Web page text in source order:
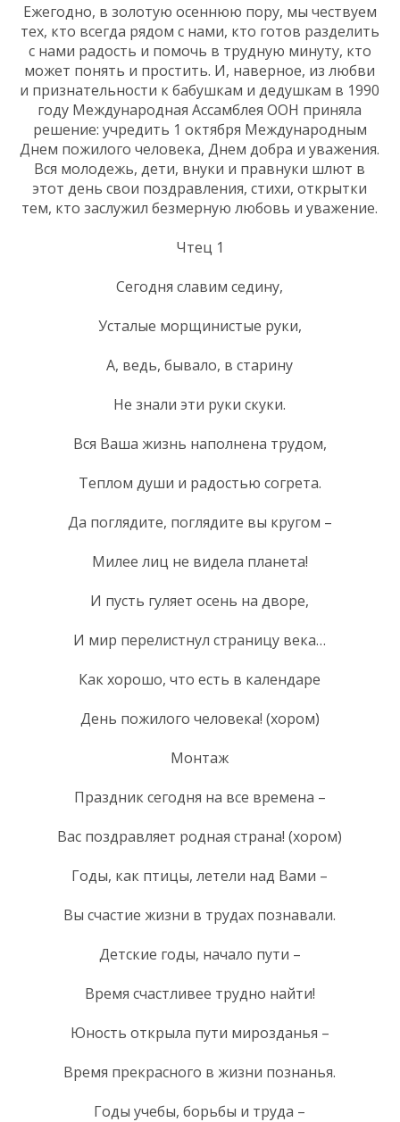
Ежегодно, в золотую осеннюю пору, мы чествуем
тех, кто всегда рядом с нами, кто готов разделить
с нами радость и помочь в трудную минуту, кто
может понять и простить. И, наверное, из любви
и признательности к бабушкам и дедушкам в 1990
году Международная Ассамблея ООН приняла
решение: учредить 1 октября Международным
Днем пожилого человека, Днем добра и уважения.
Вся молодежь, дети, внуки и правнуки шлют в
этот день свои поздравления, стихи, открытки
тем, кто заслужил безмерную любовь и уважение.
Чтец 1
Сегодня славим седину,
Усталые морщинистые руки,
А, ведь, бывало, в старину
Не знали эти руки скуки.
Вся Ваша жизнь наполнена трудом,
Теплом души и радостью согрета.
Да поглядите, поглядите вы кругом –
Милее лиц не видела планета!
И пусть гуляет осень на дворе,
И мир перелистнул страницу века…
Как хорошо, что есть в календаре
День пожилого человека! (хором)
Монтаж
Праздник сегодня на все времена –
Вас поздравляет родная страна! (хором)
Годы, как птицы, летели над Вами –
Вы счастие жизни в трудах познавали.
Детские годы, начало пути –
Время счастливее трудно найти!
Юность открыла пути мирозданья –
Время прекрасного в жизни познанья.
Годы учебы, борьбы и труда –